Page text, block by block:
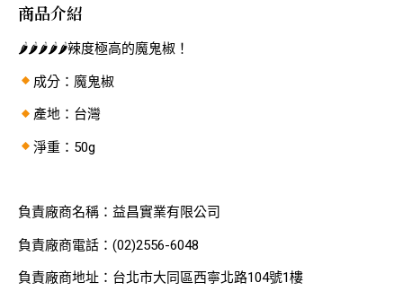
商品介紹
🌶🌶🌶🌶🌶辣度極高的魔鬼椒！
成分：魔鬼椒
產地：台灣
淨重：50g
負責廠商名稱：益昌實業有限公司
負責廠商電話：(02)2556-6048
負責廠商地址：台北市大同區西寧北路104號1樓